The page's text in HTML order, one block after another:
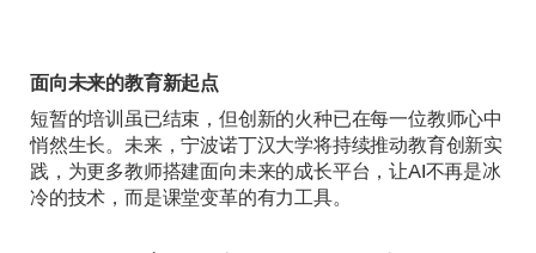
面向未来的教育新起点
短暂的培训虽已结束，但创新的火种已在每一位教师心中
悄然生长。未来，宁波诺丁汉大学将持续推动教育创新实
践，为更多教师搭建面向未来的成长平台，让AI不再是冰
冷的技术，而是课堂变革的有力工具。